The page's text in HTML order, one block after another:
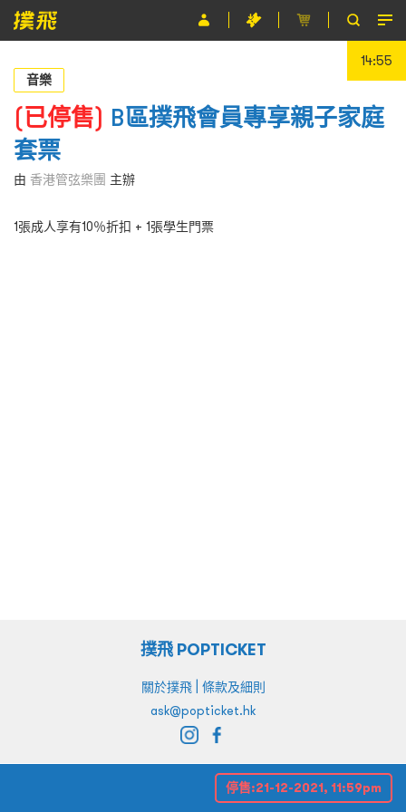
節目
主辦單位
關於撲飛
條款及細則
EN
14:55
音樂
(已停售) B區撲飛會員專享親子家庭
套票
由 香港管弦樂團 主辦
1張成人享有10％折扣 + 1張學生門票
停售:21-12-2021, 11:59pm
撲飛 POPTICKET
關於撲飛| 條款及細則
ask@popticket.hk